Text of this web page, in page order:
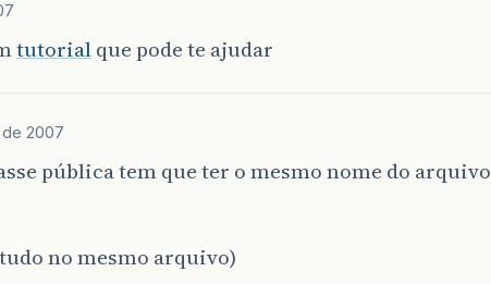
tutorialque pode te ajudar
2007
pública tem que ter o mesmo nome do arquivo
no mesmo arquivo)